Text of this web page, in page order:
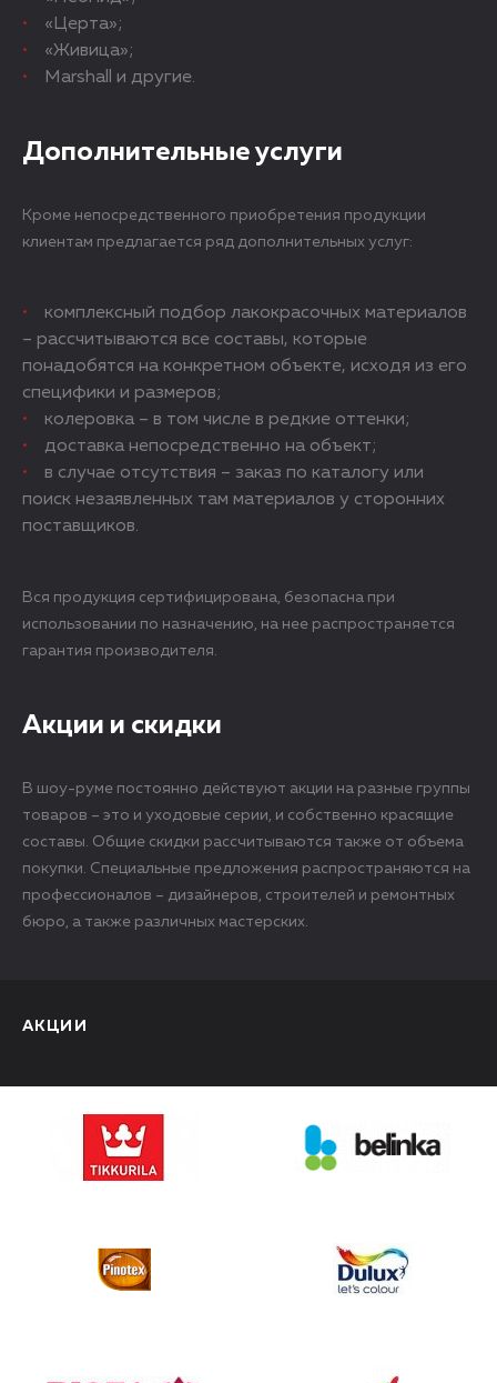
«Церта»;
«Живица»;
Marshall и другие.
Дополнительные услуги
Кроме непосредственного приобретения продукции
клиентам предлагается ряд дополнительных услуг:
комплексный подбор лакокрасочных материалов
– рассчитываются все составы, которые
понадобятся на конкретном объекте, исходя из его
специфики и размеров;
колеровка – в том числе в редкие оттенки;
доставка непосредственно на объект;
в случае отсутствия – заказ по каталогу или
поиск незаявленных там материалов у сторонних
поставщиков.
Вся продукция сертифицирована, безопасна при
использовании по назначению, на нее распространяется
гарантия производителя.
Акции и скидки
В шоу-руме постоянно действуют акции на разные группы
товаров – это и уходовые серии, и собственно красящие
составы. Общие скидки рассчитываются также от объема
покупки. Специальные предложения распространяются на
профессионалов – дизайнеров, строителей и ремонтных
бюро, а также различных мастерских.
АКЦИИ